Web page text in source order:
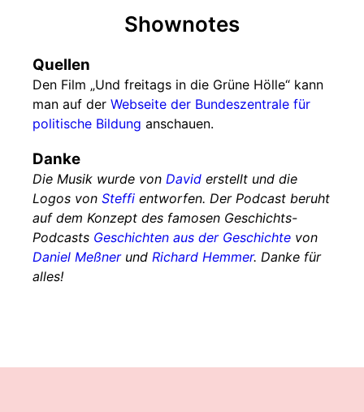
Shownotes
Quellen
Den Film „Und freitags in die Grüne Hölle“ kann
man auf der Webseite der Bundeszentrale für
politische Bildung anschauen.
Danke
Die Musik wurde von David erstellt und die
Logos von Steffi entworfen. Der Podcast beruht
auf dem Konzept des famosen Geschichts-
Podcasts Geschichten aus der Geschichte von
Daniel Meßnerund Richard Hemmer. Danke für
alles!